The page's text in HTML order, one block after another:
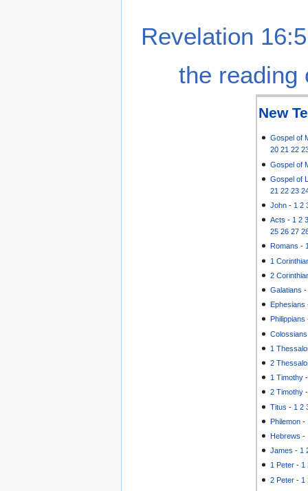
Revelation
the reading
New
Gospel of
20 21 22
Gospel of
Gospel of
21 22 23
John - 1 2
Acts - 1 2
25 26 27
Romans -
1
2
Galatians
Ephesians
Philippians
Colossians
1
2
1 Timothy
2 Timothy
Titus - 1 2
Philemon -
Hebrews -
James - 1
1 Peter - 1
2 Peter - 1